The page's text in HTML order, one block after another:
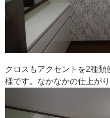
クロスもアクセントを2種
様です。なかなかの仕上が